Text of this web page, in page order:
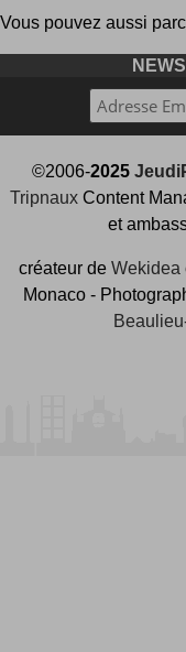
Vous pouvez aussi
©2006-2025
TripnauxContent
et
créateur de Wekidea
Monaco -